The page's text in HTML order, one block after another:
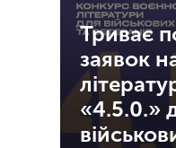
Триває
заявок
«4.5.0.»